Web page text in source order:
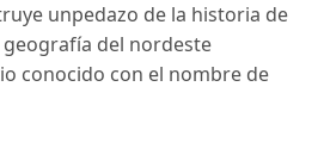
unpedazo de la historia de
del nordeste
conocido con el nombre de